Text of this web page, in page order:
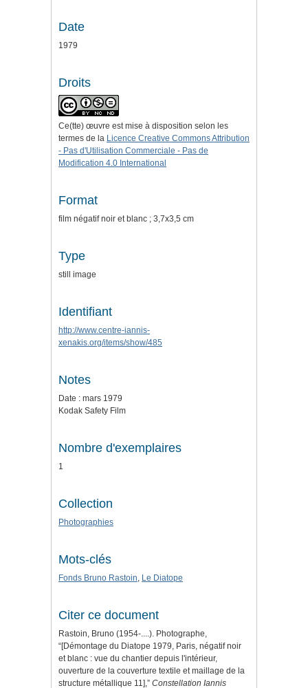
Date
1979
Droits
Ce(tte) œuvre est mise à disposition selon les
termes de la Licence Creative Commons Attribution
- Pas d'Utilisation Commerciale - Pas de
Modification 4.0 International
Format
film négatif noir et blanc ; 3,7x3,5 cm
Type
still image
Identifiant
http://www.centre-iannis-
xenakis.org/items/show/485
Notes
Date : mars 1979
Kodak Safety Film
Nombre d'exemplaires
1
Collection
Photographies
Mots-clés
Fonds Bruno Rastoin, Le Diatope
Citer ce document
Rastoin, Bruno (1954-....). Photographe,
“[Démontage du Diatope 1979, Paris, négatif noir
et blanc : vue du chantier depuis l'intérieur,
ouverture de la couverture textile et maillage de la
structure métallique 11],” Constellation Iannis